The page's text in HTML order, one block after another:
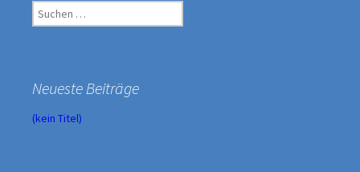
Suche
nach:
Neueste Beiträge
(kein Titel)